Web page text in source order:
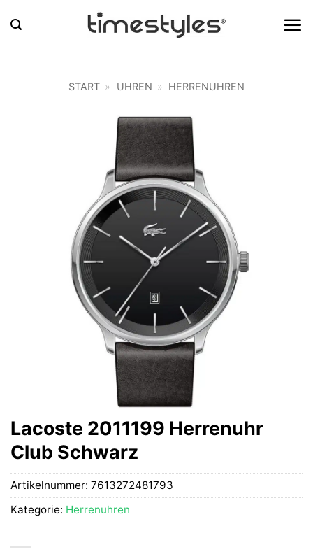
Inhalt
START » UHREN » HERRENUHREN
Lacoste 2011199 Herrenuhr
Club Schwarz
Artikelnummer: 7613272481793
Kategorie: Herrenuhren